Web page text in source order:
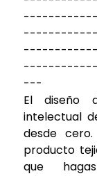
---
El diseño
intelectual
desde
producto
que